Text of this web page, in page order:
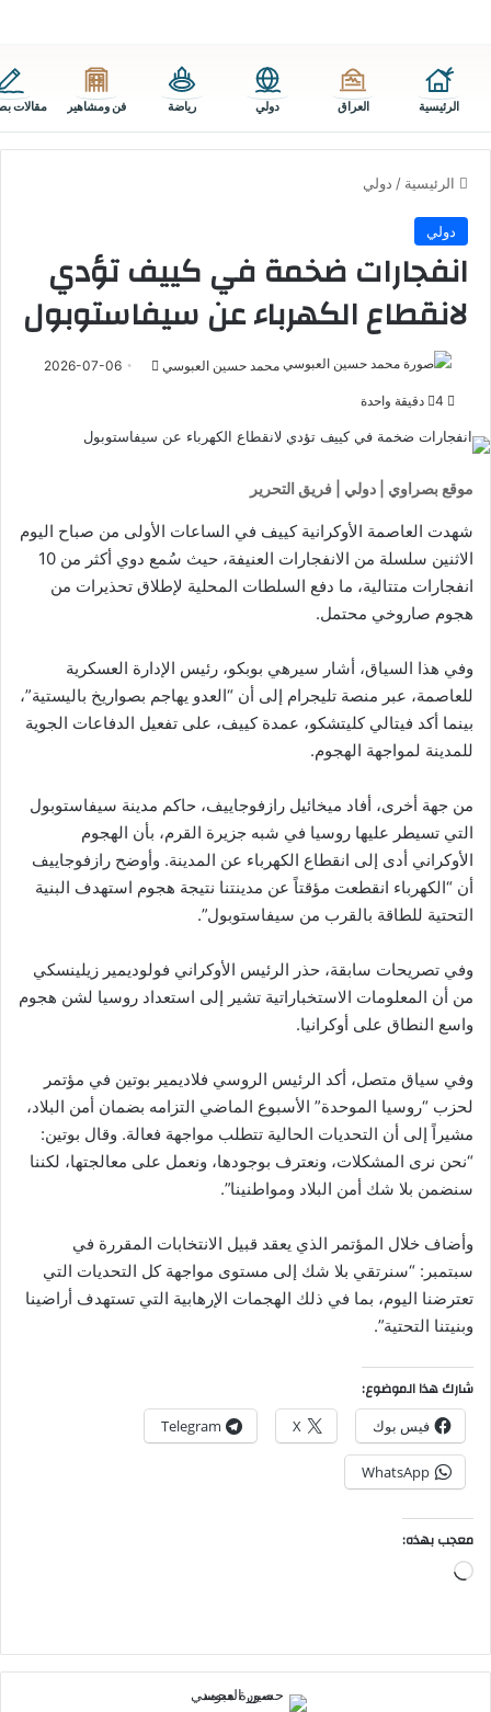
الرئيسية العراق دولي رياضة فن ومشاهير مقالات
الرئيسية / دولي
دولي
انفجارات ضخمة في كييف تؤدي
لانقطاع الكهرباء عن سيفاستوبول
محمد حسين العبوسي
أرسل 2026-07-06
دقيقة واحدة
موقع بصراوي | دولي | فريق التحرير
شهدت العاصمة الأوكرانية كييف في الساعات الأولى من صباح اليوم
الاثنين سلسلة من الانفجارات العنيفة، حيث سُمع دوي أكثر من 10
انفجارات متتالية، ما دفع السلطات المحلية لإطلاق تحذيرات من
هجوم صاروخي محتمل.
وفي هذا السياق، أشار سيرهي بوبكو، رئيس الإدارة العسكرية
للعاصمة، عبر منصة تليجرام إلى أن “العدو يهاجم بصواريخ باليستية”،
بينما أكد فيتالي كليتشكو، عمدة كييف، على تفعيل الدفاعات الجوية
للمدينة لمواجهة الهجوم.
من جهة أخرى، أفاد ميخائيل رازفوجاييف، حاكم مدينة سيفاستوبول
التي تسيطر عليها روسيا في شبه جزيرة القرم، بأن الهجوم
الأوكراني أدى إلى انقطاع الكهرباء عن المدينة. وأوضح رازفوجاييف
أن “الكهرباء انقطعت مؤقتاً عن مدينتنا نتيجة هجوم استهدف البنية
التحتية للطاقة بالقرب من سيفاستوبول”.
وفي تصريحات سابقة، حذر الرئيس الأوكراني فولوديمير زيلينسكي
من أن المعلومات الاستخباراتية تشير إلى استعداد روسيا لشن هجوم
واسع النطاق على أوكرانيا.
وفي سياق متصل، أكد الرئيس الروسي فلاديمير بوتين في مؤتمر
لحزب “روسيا الموحدة” الأسبوع الماضي التزامه بضمان أمن البلاد،
مشيراً إلى أن التحديات الحالية تتطلب مواجهة فعالة. وقال بوتين:
“نحن نرى المشكلات، ونعترف بوجودها، ونعمل على معالجتها، لكننا
سنضمن بلا شك أمن البلاد ومواطنينا”.
وأضاف خلال المؤتمر الذي يعقد قبيل الانتخابات المقررة في
سبتمبر: “سنرتقي بلا شك إلى مستوى مواجهة كل التحديات التي
تعترضنا اليوم، بما في ذلك الهجمات الإرهابية التي تستهدف أراضينا
وبنيتنا التحتية”.
شارك هذا الموضوع:
فيس بوك X
Telegram
WhatsApp
معجب بهذه:
جاري